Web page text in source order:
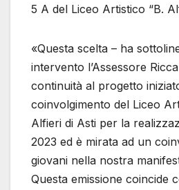
5 A del Liceo Artistico “B.
«Questa scelta – ha
intervento l’Assessore
continuità al progetto
coinvolgimento del Liceo
Alfieri di Asti per la
2023 ed è mirata ad un
giovani nella nostra
Questa emissione coincide